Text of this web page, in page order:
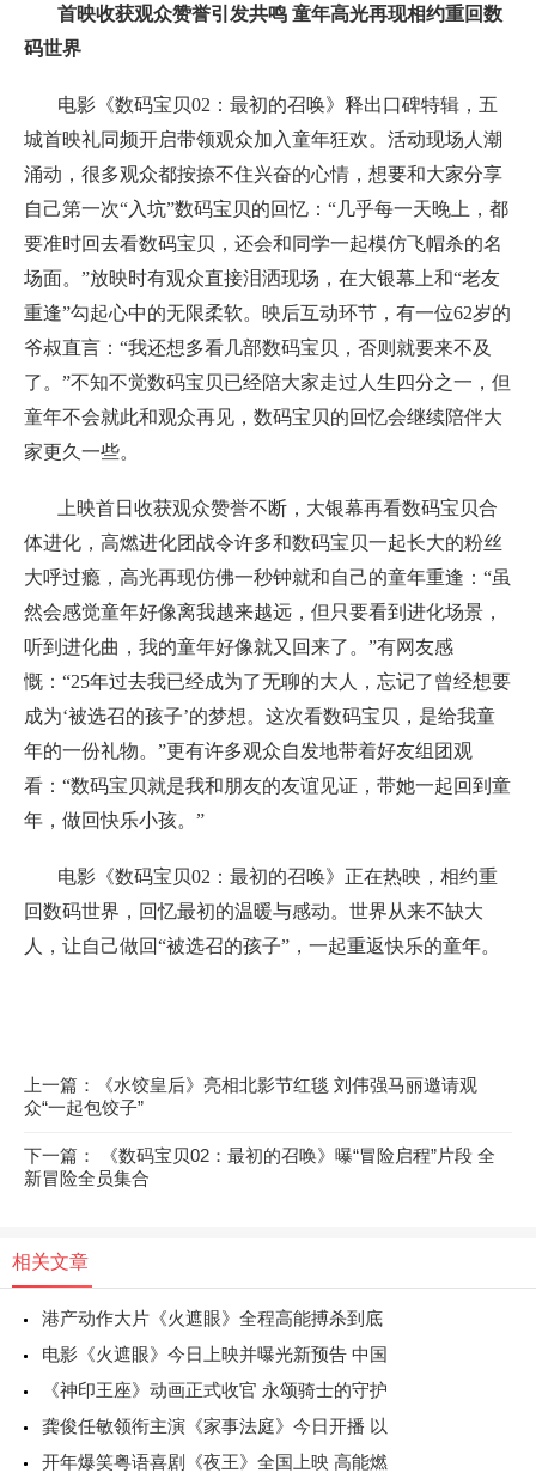
首映收获观众赞誉引发共鸣 童年高光再现相约重回数
码世界
电影《数码宝贝02：最初的召唤》释出口碑特辑，五
城首映礼同频开启带领观众加入童年狂欢。活动现场人潮
涌动，很多观众都按捺不住兴奋的心情，想要和大家分享
自己第一次“入坑”数码宝贝的回忆：“几乎每一天晚上，都
要准时回去看数码宝贝，还会和同学一起模仿飞帽杀的名
场面。”放映时有观众直接泪洒现场，在大银幕上和“老友
重逢”勾起心中的无限柔软。映后互动环节，有一位62岁的
爷叔直言：“我还想多看几部数码宝贝，否则就要来不及
了。”不知不觉数码宝贝已经陪大家走过人生四分之一，但
童年不会就此和观众再见，数码宝贝的回忆会继续陪伴大
家更久一些。
上映首日收获观众赞誉不断，大银幕再看数码宝贝合
体进化，高燃进化团战令许多和数码宝贝一起长大的粉丝
大呼过瘾，高光再现仿佛一秒钟就和自己的童年重逢：“虽
然会感觉童年好像离我越来越远，但只要看到进化场景，
听到进化曲，我的童年好像就又回来了。”有网友感
慨：“25年过去我已经成为了无聊的大人，忘记了曾经想要
成为‘被选召的孩子’的梦想。这次看数码宝贝，是给我童
年的一份礼物。”更有许多观众自发地带着好友组团观
看：“数码宝贝就是我和朋友的友谊见证，带她一起回到童
年，做回快乐小孩。”
电影《数码宝贝02：最初的召唤》正在热映，相约重
回数码世界，回忆最初的温暖与感动。世界从来不缺大
人，让自己做回“被选召的孩子”，一起重返快乐的童年。
上一篇：《水饺皇后》亮相北影节红毯 刘伟强马丽邀请观
众“一起包饺子” ​
下一篇： 《数码宝贝02：最初的召唤》曝“冒险启程”片段 全
新冒险全员集合
相关文章
港产动作大片《火遮眼》全程高能搏杀到底
电影《火遮眼》今日上映并曝光新预告 中国
《神印王座》动画正式收官 永颂骑士的守护
龚俊任敏领衔主演《家事法庭》今日开播 以
开年爆笑粤语喜剧《夜王》全国上映 高能燃